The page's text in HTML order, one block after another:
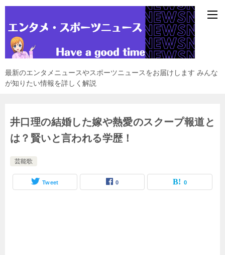
最新のエンタメニュースやスポーツニュースをお届けします みんな
が知りたい情報を詳しく解説
井口理の結婚した嫁や熱愛のスクープ報道と
は？賢いと言われる学歴！
芸能歌
Tweet 0 0